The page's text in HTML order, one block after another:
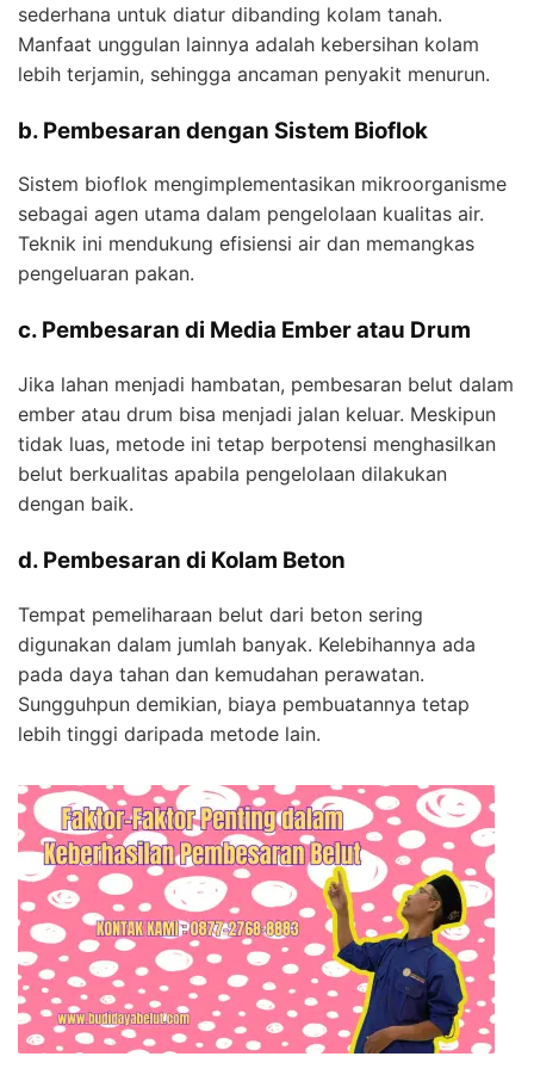
sederhana untuk diatur dibanding kolam tanah.
Manfaat unggulan lainnya adalah kebersihan kolam
lebih terjamin, sehingga ancaman penyakit menurun.
b. Pembesaran dengan Sistem Bioflok
Sistem bioflok mengimplementasikan mikroorganisme
sebagai agen utama dalam pengelolaan kualitas air.
Teknik ini mendukung efisiensi air dan memangkas
pengeluaran pakan.
c. Pembesaran di Media Ember atau Drum
Jika lahan menjadi hambatan, pembesaran belut dalam
ember atau drum bisa menjadi jalan keluar. Meskipun
tidak luas, metode ini tetap berpotensi menghasilkan
belut berkualitas apabila pengelolaan dilakukan
dengan baik.
d. Pembesaran di Kolam Beton
Tempat pemeliharaan belut dari beton sering
digunakan dalam jumlah banyak. Kelebihannya ada
pada daya tahan dan kemudahan perawatan.
Sungguhpun demikian, biaya pembuatannya tetap
lebih tinggi daripada metode lain.